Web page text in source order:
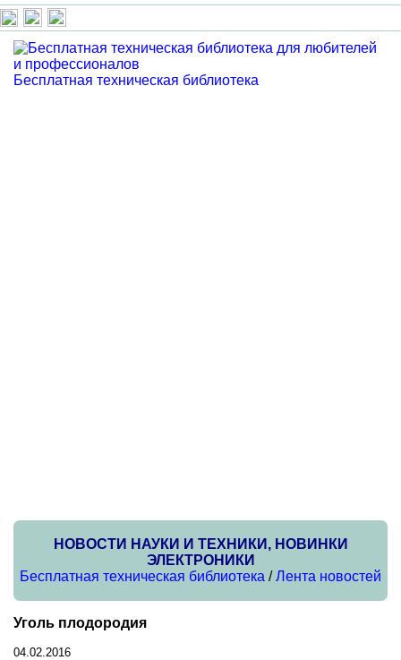
Бесплатная техническая библиотека
НОВОСТИ НАУКИ И ТЕХНИКИ, НОВИНКИ
ЭЛЕКТРОНИКИ
Бесплатная техническая библиотека /Лента новостей
Уголь плодородия
04.02.2016